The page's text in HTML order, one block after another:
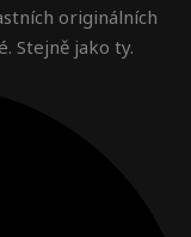
originálních
Stejně jako ty.